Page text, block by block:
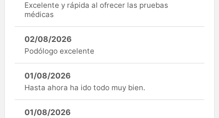
Excelente y rápida al ofrecer las pruebas
médicas
02/08/2026
Podólogo excelente
01/08/2026
Hasta ahora ha ido todo muy bien.
01/08/2026